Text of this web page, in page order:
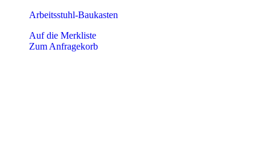
Arbeitsstuhl-Baukasten
Auf die Merkliste
Zum Anfragekorb